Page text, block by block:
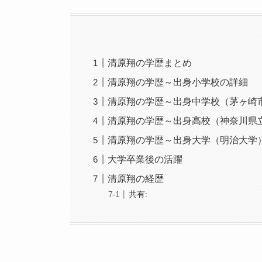
清原翔の学歴まとめ
清原翔の学歴～出身小学校の詳細
清原翔の学歴～出身中学校（茅ヶ崎
清原翔の学歴～出身高校（神奈川県
清原翔の学歴～出身大学（明治大学
大学卒業後の活躍
清原翔の経歴
共有: